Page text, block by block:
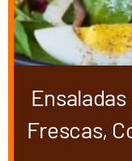
Frescas,